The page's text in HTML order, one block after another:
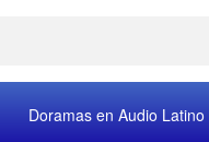
Doramas en Audio Latino